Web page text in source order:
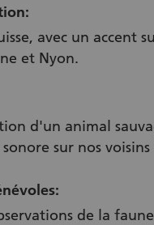
avec un accent
et Nyon.
d'un animal
sur nos voisins
de la